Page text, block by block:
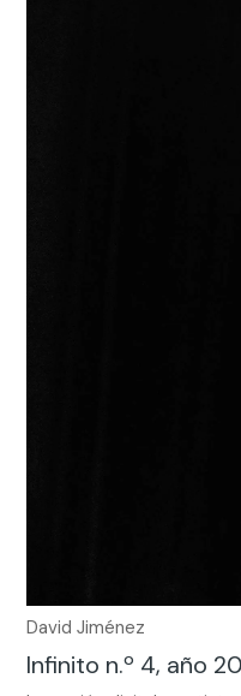
David Jiménez
Infinito n.º 4, año